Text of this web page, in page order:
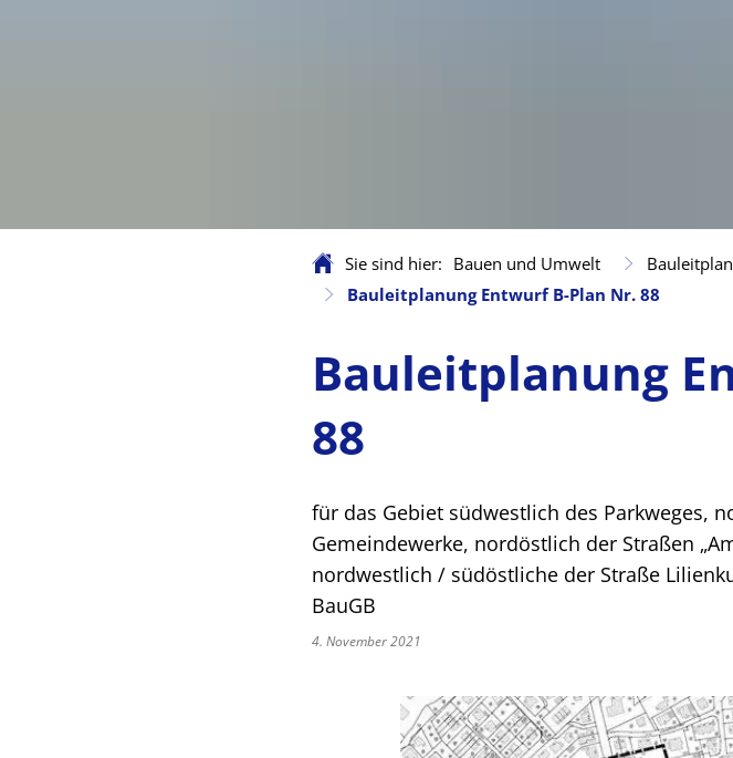
Sie sind hier: Bauen und Umwelt
Bauleitplanung Entwurf B-Plan Nr. 88
Bauleitplanung
88
für das Gebiet südwestlich des Parkweges,
Gemeindewerke, nordöstlich der Straßen
nordwestlich / südöstliche der Straße
BauGB
4. November 2021